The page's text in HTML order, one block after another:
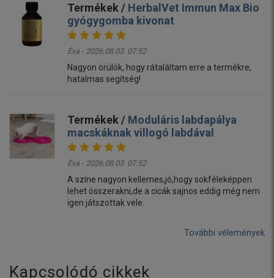
Termékek / HerbalVet Immun Max Bio
gyógygomba kivonat
Éva - 2026.08.03. 07:52
Nagyon örülök, hogy rátaláltam erre a termékre,
hatalmas segítség!
Termékek / Moduláris labdapálya
macskáknak villogó labdával
Éva - 2026.08.03. 07:52
A színe nagyon kellemes,jó,hogy sokféleképpen
lehet összerakni,de a cicák sajnos eddig még nem
igen játszottak vele.
További vélemények
Kapcsolódó cikkek